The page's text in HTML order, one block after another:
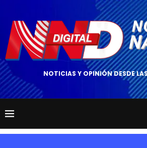
NOTICIAS Y OPINIÓN DESDE